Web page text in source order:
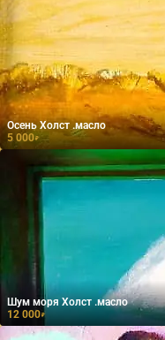
Осень Холст .масло
5 000₽
Шум моря Холст .масло
12 000₽